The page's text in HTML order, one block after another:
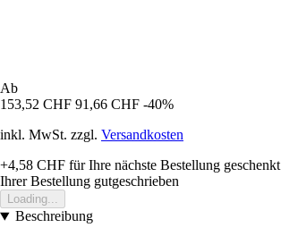
Ab
153,52 CHF 91,66 CHF -40%
inkl. MwSt. zzgl. Versandkosten
+4,58 CHF für Ihre nächste Bestellung geschenkt
Ihrer Bestellung gutgeschrieben
Loading...
Beschreibung